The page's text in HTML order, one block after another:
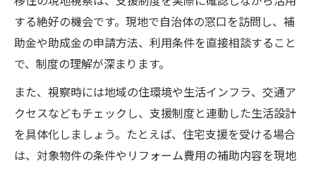
する絶好の機会です。現地で自治体の窓口を訪問し、補
助金や助成金の申請方法、利用条件を直接相談すること
で、制度の理解が深まります。
また、視察時には地域の住環境や生活インフラ、交通ア
クセスなどもチェックし、支援制度と連動した生活設計
を具体化しましょう。たとえば、住宅支援を受ける場合
は、対象物件の条件やリフォーム費用の補助内容を現地